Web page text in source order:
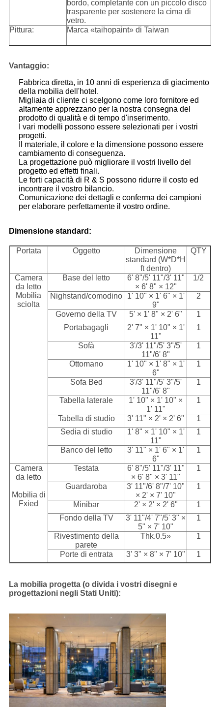
bordo, completante con un piccolo disco
trasparente per sostenere la cima di
vetro.
Pittura:
Marca «taihopaint» di Taiwan
Vantaggio:
Fabbrica diretta, in 10 anni di esperienza di giacimento
della mobilia dell'hotel.
Migliaia di cliente ci scelgono come loro fornitore ed
altamente apprezzano per la nostra consegna del
prodotto di qualità e di tempo d'inserimento.
I vari modelli possono essere selezionati per i vostri
progetti.
Il materiale, il colore e la dimensione possono essere
cambiamento di conseguenza.
La progettazione può migliorare il vostri livello del
progetto ed effetti finali.
Le forti capacità di R & S possono ridurre il costo ed
incontrare il vostro bilancio.
Comunicazione dei dettagli e conferma dei campioni
per elaborare perfettamente il vostro ordine.
Dimensione standard:
Portata Oggetto
Dimensione
standard (W*D*H
ft dentro)
QTY
Camera
da letto
Mobilia
sciolta
Base del letto
6' 8"/5' 11"/3' 11"
× 6' 8" × 12"
1/2
Nighstand/comodino
1' 10" × 1' 6" × 1'
9"
2
Governo della TV 5' × 1' 8" × 2' 6"
1
Portabagagli
2' 7" × 1' 10" × 1'
11"
1
Sofà
3'/3' 11"/5' 3"/5'
11"/6' 8"
1
Ottomano
1' 10" × 1' 8" × 1'
6"
1
Sofa Bed
3'/3' 11"/5' 3"/5'
11"/6' 8"
1
Tabella laterale
1' 10" × 1' 10" ×
1' 11"
1
Tabella di studio 3' 11" × 2' × 2' 6"
1
Sedia di studio
1' 8" × 1' 10" × 1'
11"
1
Banco del letto
3' 11" × 1' 6" × 1'
6"
1
Camera
da letto
Mobilia di
Fxied
Testata
6' 8"/5' 11"/3' 11"
× 6' 8" × 3' 11"
1
Guardaroba
3' 11"/6' 8"/7' 10"
× 2' × 7' 10"
1
Minibar 2' × 2' × 2' 6"
1
Fondo della TV
3' 11"/4' 7"/5' 3" ×
5" × 7' 10"
1
Rivestimento della
parete
Thk.0.5» 1
Porte di entrata 3' 3" × 8" × 7' 10" 1
La mobilia progetta (o divida i vostri disegni e
progettazioni negli Stati Uniti):